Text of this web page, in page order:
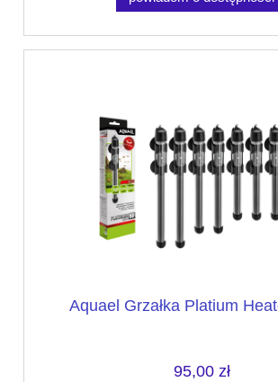
Aquael Grzałka Platium
95,00 zł